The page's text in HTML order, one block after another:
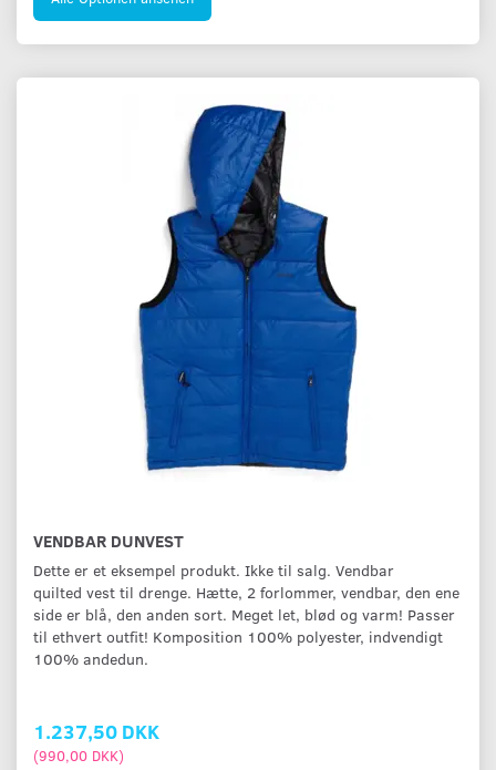
VENDBAR DUNVEST
Dette er et eksempel produkt. Ikke til salg. Vendbar
quilted vest til drenge. Hætte, 2 forlommer, vendbar, den ene
side er blå, den anden sort. Meget let, blød og varm! Passer
til ethvert outfit! Komposition 100% polyester, indvendigt
100% andedun.
1.237,50 DKK
(990,00 DKK)